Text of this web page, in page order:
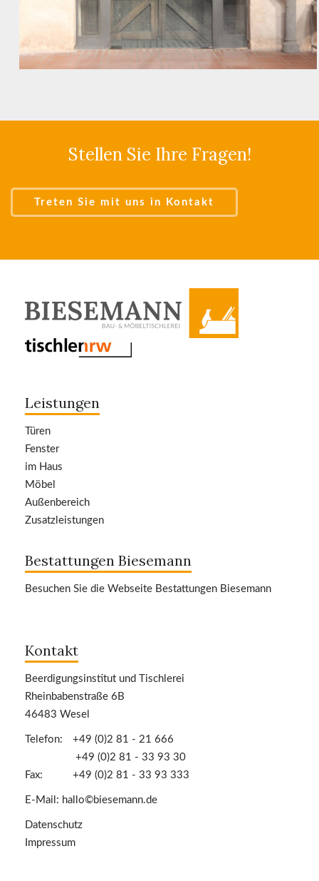
Stellen Sie Ihre Fragen!
Treten Sie mit uns in Kontakt
Leistungen
Türen
Fenster
im Haus
Möbel
Außenbereich
Zusatzleistungen
Bestattungen Biesemann
Besuchen Sie die Webseite Bestattungen Biesemann
Kontakt
Beerdigungsinstitut und Tischlerei
Rheinbabenstraße 6B
46483 Wesel
Telefon:
+49 (0)2 81 - 21 666
+49 (0)2 81 - 33 93 30
Fax:
+49 (0)2 81 - 33 93 333
E-Mail: hallo©biesemann.de
Datenschutz
Impressum